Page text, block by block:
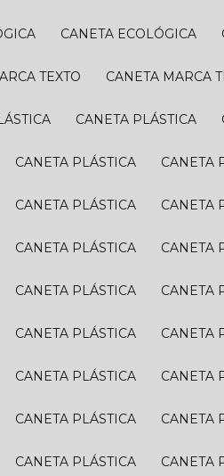
CANETA ECOLÓGICA
TEXTO CANETA MARCA
CANETA PLÁSTICA
CANETA PLÁSTICA CANETA
CANETA PLÁSTICA CANETA
CANETA PLÁSTICA CANETA
CANETA PLÁSTICA CANETA
CANETA PLÁSTICA CANETA
CANETA PLÁSTICA CANETA
CANETA PLÁSTICA CANETA
CANETA PLÁSTICA CANETA